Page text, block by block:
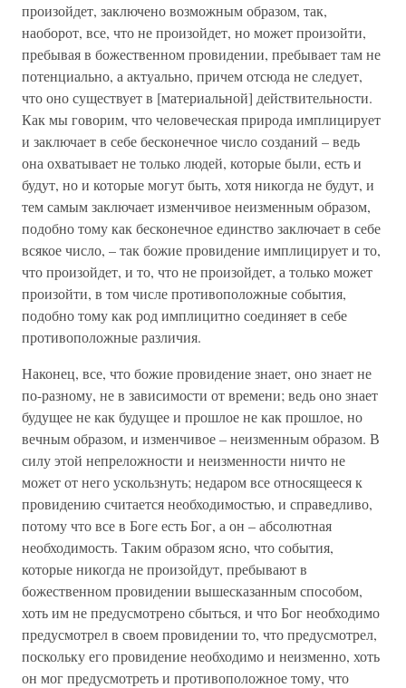
произойдет, заключено возможным образом, так,
наоборот, все, что не произойдет, но может произойти,
пребывая в божественном провидении, пребывает там не
потенциально, а актуально, причем отсюда не следует,
что оно существует в [материальной] действительности.
Как мы говорим, что человеческая природа имплицирует
и заключает в себе бесконечное число созданий – ведь
она охватывает не только людей, которые были, есть и
будут, но и которые могут быть, хотя никогда не будут, и
тем самым заключает изменчивое неизменным образом,
подобно тому как бесконечное единство заключает в себе
всякое число, – так божие провидение имплицирует и то,
что произойдет, и то, что не произойдет, а только может
произойти, в том числе противоположные события,
подобно тому как род имплицитно соединяет в себе
противоположные различия.
Наконец, все, что божие провидение знает, оно знает не
по-разному, не в зависимости от времени; ведь оно знает
будущее не как будущее и прошлое не как прошлое, но
вечным образом, и изменчивое – неизменным образом. В
силу этой непреложности и неизменности ничто не
может от него ускользнуть; недаром все относящееся к
провидению считается необходимостью, и справедливо,
потому что все в Боге есть Бог, а он – абсолютная
необходимость. Таким образом ясно, что события,
которые никогда не произойдут, пребывают в
божественном провидении вышесказанным способом,
хоть им не предусмотрено сбыться, и что Бог необходимо
предусмотрел в своем провидении то, что предусмотрел,
поскольку его провидение необходимо и неизменно, хоть
он мог предусмотреть и противоположное тому, что